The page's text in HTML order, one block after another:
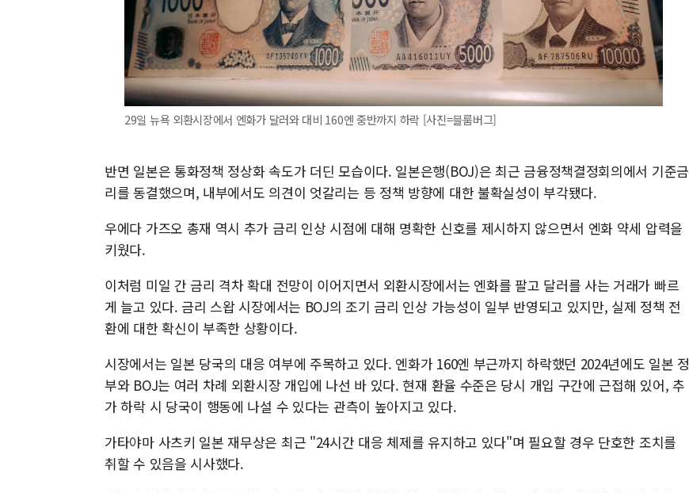
29일 뉴욕 외환시장에서 엔화가 달러와 대비 160엔 중반까지 하락 [사진=블룸버그]
반면 일본은 통화정책 정상화 속도가 더딘 모습이다. 일본은행(BOJ)은 최근 금융정책결정회의에서 기준금
리를 동결했으며, 내부에서도 의견이 엇갈리는 등 정책 방향에 대한 불확실성이 부각됐다.
우에다 가즈오 총재 역시 추가 금리 인상 시점에 대해 명확한 신호를 제시하지 않으면서 엔화 약세 압력을
키웠다.
이처럼 미일 간 금리 격차 확대 전망이 이어지면서 외환시장에서는 엔화를 팔고 달러를 사는 거래가 빠르
게 늘고 있다. 금리 스왑 시장에서는 BOJ의 조기 금리 인상 가능성이 일부 반영되고 있지만, 실제 정책 전
환에 대한 확신이 부족한 상황이다.
시장에서는 일본 당국의 대응 여부에 주목하고 있다. 엔화가 160엔 부근까지 하락했던 2024년에도 일본 정
부와 BOJ는 여러 차례 외환시장 개입에 나선 바 있다. 현재 환율 수준은 당시 개입 구간에 근접해 있어, 추
가 하락 시 당국이 행동에 나설 수 있다는 관측이 높아지고 있다.
가타야마 사츠키 일본 재무상은 최근 "24시간 대응 체제를 유지하고 있다"며 필요할 경우 단호한 조치를
취할 수 있음을 시사했다.